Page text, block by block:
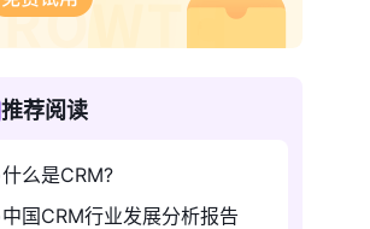
推荐阅读
什么是CRM?
中国CRM行业发展分析报告